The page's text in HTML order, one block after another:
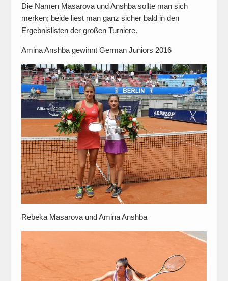
Die Namen Masarova und Anshba sollte man sich
merken; beide liest man ganz sicher bald in den
Ergebnislisten der großen Turniere.
Amina Anshba gewinnt German Juniors 2016
Rebeka Masarova und Amina Anshba